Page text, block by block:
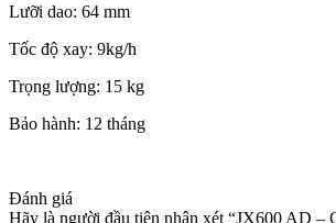
Lưỡi dao: 64 mm
Tốc độ xay: 9kg/h
Trọng lượng: 15 kg
Bảo hành: 12 tháng
Đánh giá
Hãy là người đầu tiên nhận xét “JX600 AD –